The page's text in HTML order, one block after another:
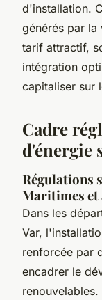
d'installation.
générés par la
tarif attractif,
intégration
capitaliser sur
Cadre
d'énergie
Régulations
Maritimes et
Dans les
Var,
renforcée par
encadrer le